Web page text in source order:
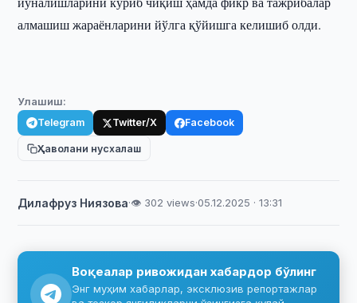
алмашиш жараёнларини йўлга қўйишга келишиб олди.
Улашиш:
Telegram Twitter/X Facebook
Ҳаволани нусхалаш
Дилафруз Ниязова·👁 302 views·05.12.2025 · 13:31
Воқеалар ривожидан хабардор бўлинг
Энг муҳим хабарлар, эксклюзив репортажлар